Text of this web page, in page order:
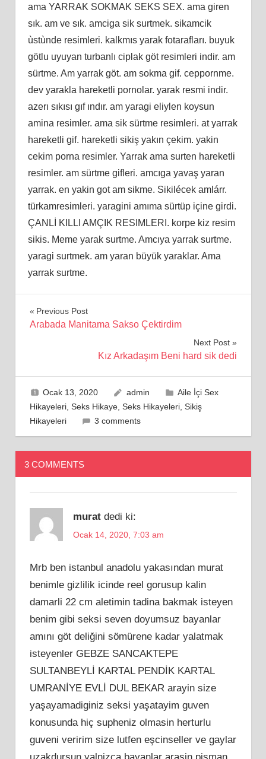
ama YARRAK SOKMAK SEKS SEX. ama giren
sık. am ve sık. amciga sik surtmek. sikamcik
ùstùnde resimleri. kalkmıs yarak fotarafları. buyuk
götlu uyuyan turbanlı ciplak göt resimleri indir. am
sürtme. Am yarrak göt. am sokma gif. ceppornme.
dev yarakla hareketli pornolar. yarak resmi indir.
azerı sıkısı gıf ındır. am yaragi eliylen koysun
amina resimler. ama sik sürtme resimleri. at yarrak
hareketli gif. hareketli sikiş yakın çekim. yakin
cekim porna resimler. Yarrak ama surten hareketli
resimler. am sürtme gifleri. amcıga yavaş yaran
yarrak. en yakin got am sikme. Sikilécek amlárr.
türkamresimleri. yaragini amıma sürtüp içine girdi.
ÇANLİ KILLI AMÇIK RESIMLERI. korpe kiz resim
sikis. Meme yarak surtme. Amcıya yarrak surtme.
yaragi surtmek. am yaran büyük yaraklar. Ama
yarrak surtme.
Yazı
Previous Post
Arabada Manitama Sakso Çektirdim
Next Post
Kız Arkadaşım Beni hard sik dedi
Ocak 13, 2020 admin
Aile İçi Sex
Hikayeleri, Seks Hikaye, Seks Hikayeleri, Sikiş
Hikayeleri
3 comments
3 COMMENTS
murat dedi ki:
Ocak 14, 2020, 7:03 am
Mrb ben istanbul anadolu yakasından murat
benimle gizlilik icinde reel gorusup kalin
damarli 22 cm aletimin tadina bakmak isteyen
benim gibi seksi seven doyumsuz bayanlar
amını göt deliğini sömürene kadar yalatmak
isteyenler GEBZE SANCAKTEPE
SULTANBEYLİ KARTAL PENDİK KARTAL
UMRANİYE EVLİ DUL BEKAR arayin size
yaşayamadiginiz seksi yaşatayim guven
konusunda hiç supheniz olmasin herturlu
guveni veririm size lutfen eşcinseller ve gaylar